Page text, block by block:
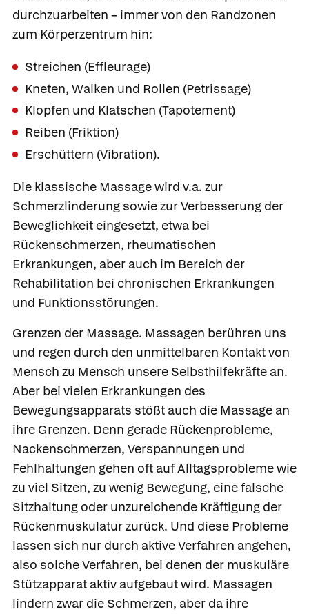
durchzuarbeiten – immer von den Randzonen
zum Körperzentrum hin:
Streichen (Effleurage)
Kneten, Walken und Rollen (Petrissage)
Klopfen und Klatschen (Tapotement)
Reiben (Friktion)
Erschüttern (Vibration).
Die klassische Massage wird v.a. zur
Schmerzlinderung sowie zur Verbesserung der
Beweglichkeit eingesetzt, etwa bei
Rückenschmerzen, rheumatischen
Erkrankungen, aber auch im Bereich der
Rehabilitation bei chronischen Erkrankungen
und Funktionsstörungen.
Grenzen der Massage. Massagen berühren uns
und regen durch den unmittelbaren Kontakt von
Mensch zu Mensch unsere Selbsthilfekräfte an.
Aber bei vielen Erkrankungen des
Bewegungsapparats stößt auch die Massage an
ihre Grenzen. Denn gerade Rückenprobleme,
Nackenschmerzen, Verspannungen und
Fehlhaltungen gehen oft auf Alltagsprobleme wie
zu viel Sitzen, zu wenig Bewegung, eine falsche
Sitzhaltung oder unzureichende Kräftigung der
Rückenmuskulatur zurück. Und diese Probleme
lassen sich nur durch aktive Verfahren angehen,
also solche Verfahren, bei denen der muskuläre
Stützapparat aktiv aufgebaut wird. Massagen
lindern zwar die Schmerzen, aber da ihre